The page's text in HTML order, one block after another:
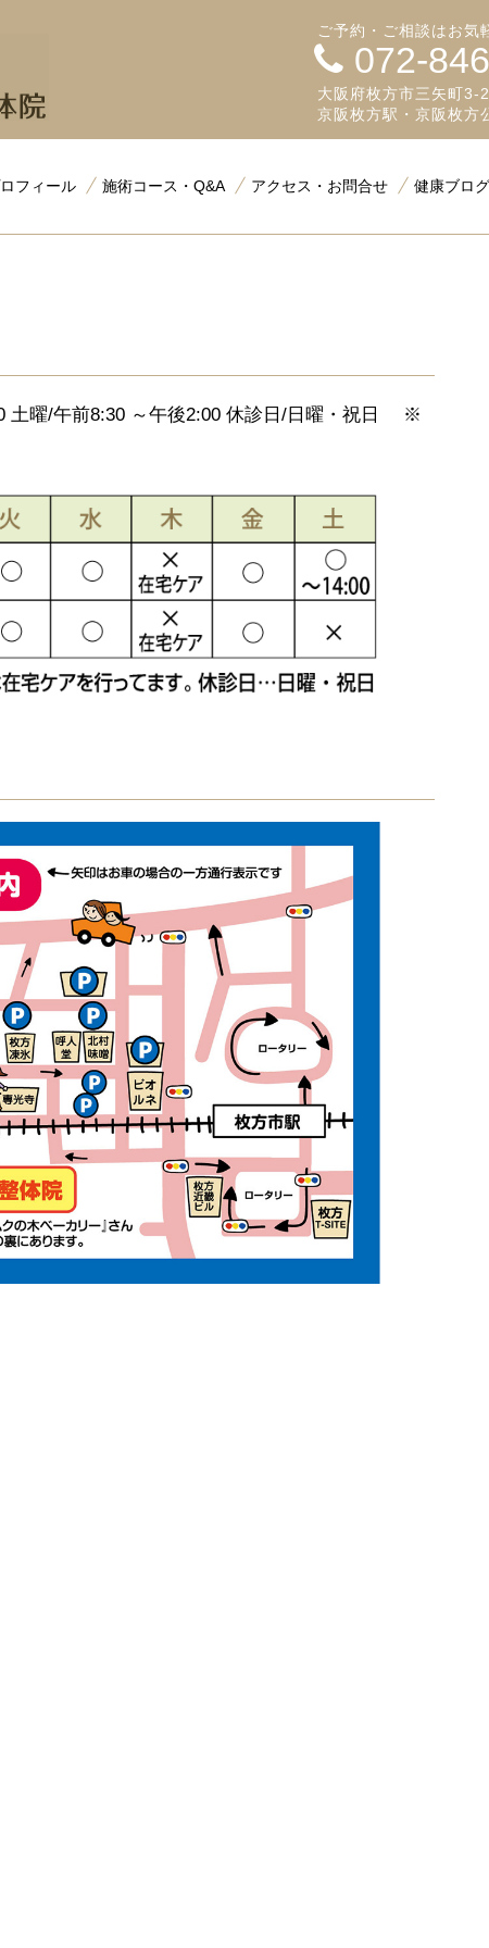
ご予約・ご相談はお気
072-
大阪府枚方市三矢町3-
京阪枚方駅・京阪枚方
フィール 施術コース・Q&A アクセス・お問合せ 健康ブログ
土曜/午前8:30 ～午後2:00 休診日/日曜・祝日 ※